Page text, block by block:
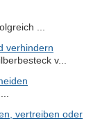
...
verhindern
v...
vertreiben oder